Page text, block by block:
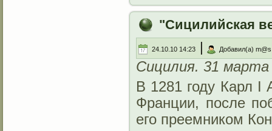
"Сицилийская
24.10.10 14:23 | Добавил(а) m@s
Сицилия. 31 марта
В 1281 году Карл I
Франции, после
его преемником